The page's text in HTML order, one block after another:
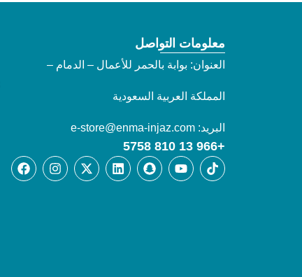
معلومات التواصل
العنوان: بوابة بالحمر للأعمال – الدمام –
المملكة العربية السعودية
البريد: e-store@enma-injaz.com
+966 13 810 5758